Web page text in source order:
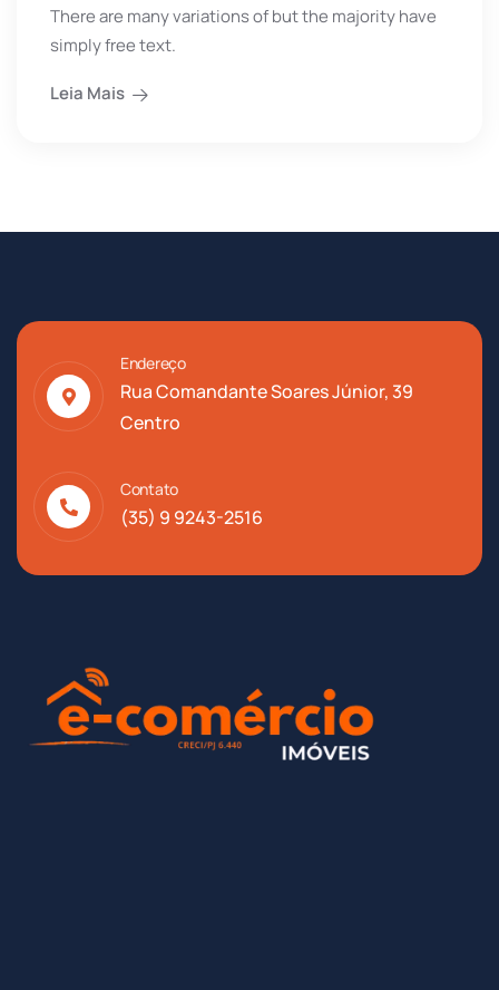
There are many variations of but the majority have
simply free text.
Leia Mais
Endereço
Rua Comandante Soares Júnior, 39
Centro
Contato
(35) 9 9243-2516